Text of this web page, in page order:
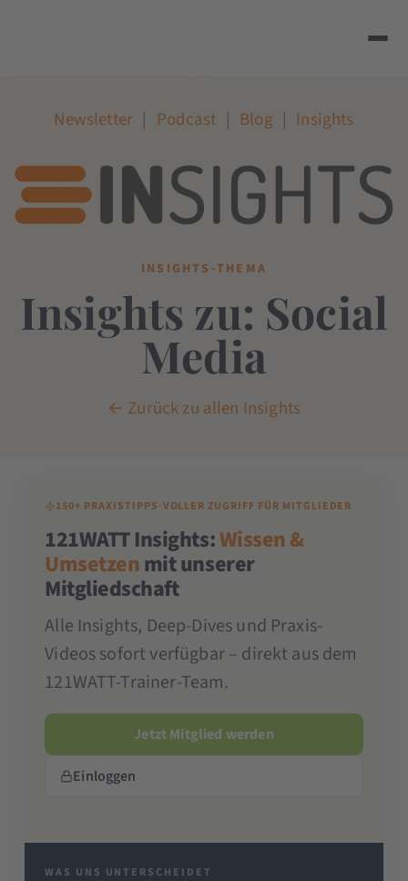
Newsletter | Podcast | Blog | Insights
INSIGHTS-THEMA
Insights zu: Social
Media
← Zurück zu allen Insights
150+ PRAXISTIPPS·VOLLER ZUGRIFF FÜR MITGLIEDER
121WATT Insights:Wissen &
Umsetzenmit unserer
Mitgliedschaft
Alle Insights, Deep-Dives und Praxis-
Videos sofort verfügbar – direkt aus dem
121WATT-Trainer-Team.
Jetzt Mitglied werden
Einloggen
WAS UNS UNTERSCHEIDET